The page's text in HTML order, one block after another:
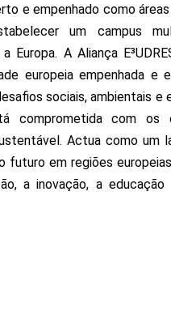
e empenhado como
um campus
Europa. A Aliança
europeia empenhada e
sociais, ambientais e
comprometida com os
Actua como um
futuro em regiões
a inovação, a